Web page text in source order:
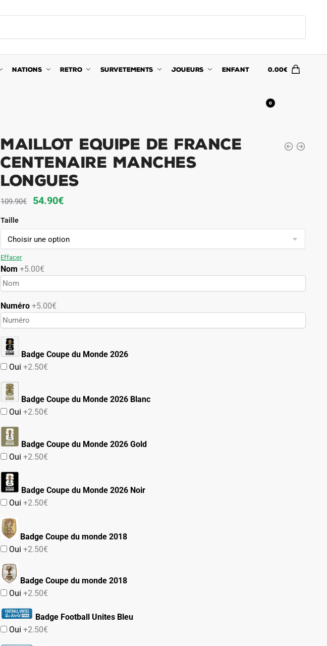
NATIONS RETRO SURVETEMENTS JOUEURS ENFANT 0.00€
0
Maillot Equipe de France
Centenaire Manches
Longues
109.90€
Le
initial
était :
54.90€Le
actuel
est :
Taille
Effacer
Nom +5.00€
Numéro+5.00€
Badge Coupe du Monde 2026
Oui+2.50€
Badge Coupe du Monde 2026 Blanc
Oui+2.50€
Badge Coupe du Monde 2026 Gold
Oui+2.50€
Badge Coupe du Monde 2026 Noir
Oui+2.50€
Badge Coupe du monde 2018
Oui+2.50€
Badge Coupe du monde 2018
Oui+2.50€
Badge Football Unites Bleu
Oui+2.50€